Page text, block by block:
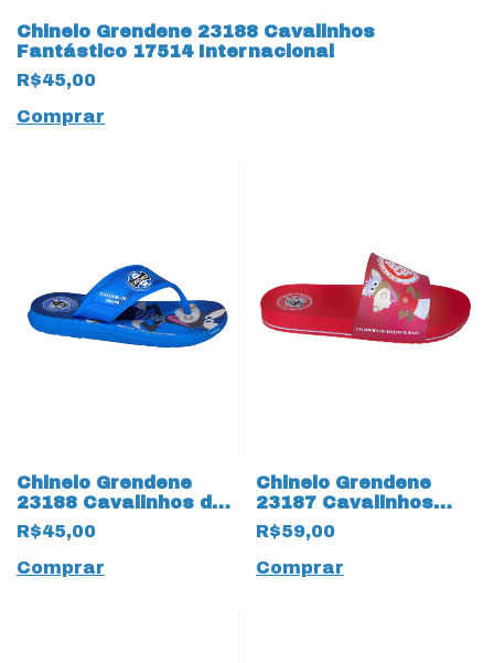
Chinelo Grendene 23188 Cavalinhos
Fantástico 17514 Internacional
R$45,00
Comprar
Chinelo Grendene
23188 Cavalinhos do
Fantástico 17513
Gremio
R$45,00
Comprar
Chinelo Grendene
23187 Cavalinhos
Fantástico 17516
Internacional
R$59,00
Comprar